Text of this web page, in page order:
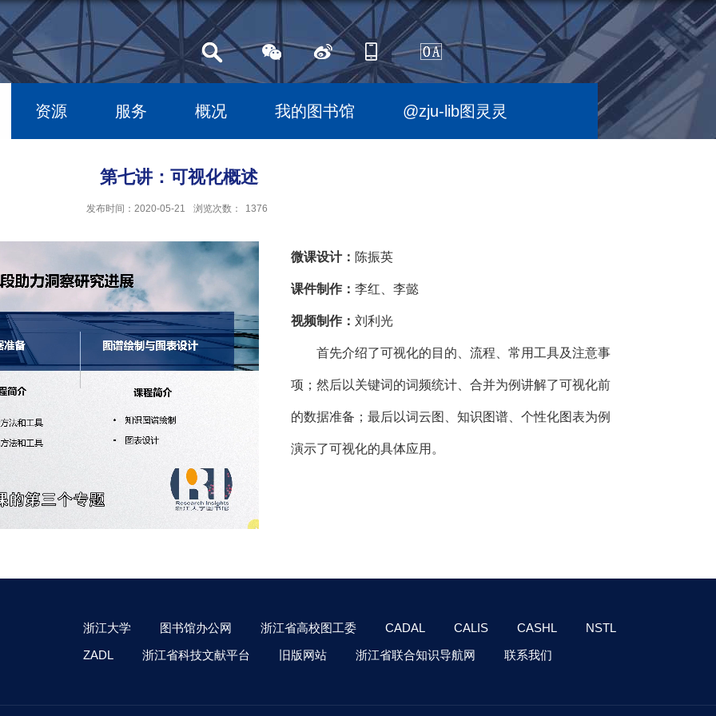
资源 服务 概况 我的图书馆 @zju-lib图灵灵
第七讲：可视化概述
发布时间：2020-05-21 浏览次数： 1376
微课设计： 陈振英
课件制作： 李红、李懿
视频制作： 刘利光
首先介绍了可视化的目的、流程、常用工具及注意事
项；然后以关键词的词频统计、合并为例讲解了可视化前
的数据准备；最后以词云图、知识图谱、个性化图表为例
演示了可视化的具体应用。
浙江大学 图书馆办公网 浙江省高校图工委 CADAL CALIS CASHL
NSTL
ZADL
浙江省科技文献平台 旧版网站 浙江省联合知识导航网 联系我们